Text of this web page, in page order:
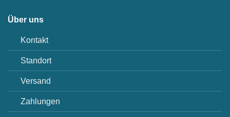
Über uns
Kontakt
Standort
Versand
Zahlungen